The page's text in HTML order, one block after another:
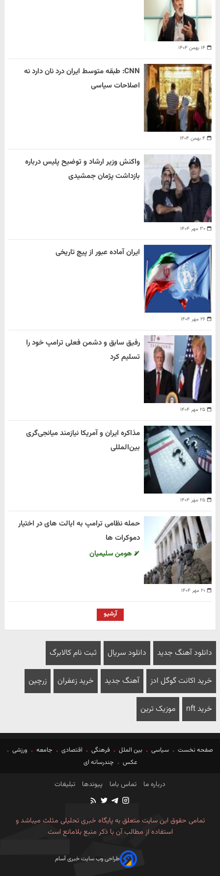
۱۴ بهمن ۱۴۰۴
۴ بهمن ۱۴۰۴
CNN: طبقه متوسط ایران درد نان دارد نه
اصلاحات سیاسی
۳۰ مهر ۱۴۰۴
واکنش وزیر ارشاد و توضیح پلیس درباره
بازداشت پژمان جمشیدی
۲۶ مهر ۱۴۰۴
ایران آماده عبور از پیچ تاریخی
۲۵ مهر ۱۴۰۴
رفیق سابق و دشمن فعلی ترامپ خود را
تسلیم کرد
۲۵ مهر ۱۴۰۴
مذاکره ایران و آمریکا نیازمند میانجی‌گری
بین‌المللی
۲۰ مهر ۱۴۰۴
حمله نظامی ترامپ به ایالت های در اختیار
دموکرات ها
هومن سلیمیان
آرشیو
دانلود آهنگ جدید دانلود سریال ثبت نام کالابرگ
خرید اکانت گوگل ادز آهنگ جدید خرید زعفران زرچین
خرید nft موزیک ترین
صفحه نخست سیاسی بین الملل فرهنگی اقتصادی جامعه
ورزشی
عکس
چندرسانه ای
درباره ما تماس باما پیوندها تبلیغات
تمامی حقوق این سایت متعلق به پایگاه خبری تحلیلی مثلث میباشد و
استفاده از مطالب آن با ذکر منبع بلامانع است
طراحی وب سایت خبری آسام